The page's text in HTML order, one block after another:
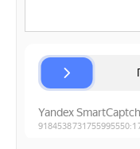
Текст комментария